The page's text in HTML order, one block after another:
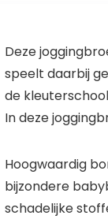
Deze
speelt daarbij
de
In deze
Hoogwaardig
bijzondere
schadelijke